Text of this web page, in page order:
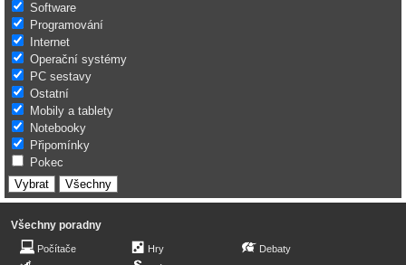
Software
Programování
Internet
Operační systémy
PC sestavy
Ostatní
Mobily a tablety
Notebooky
Připomínky
Pokec
Všechny poradny
Počítače
Hry
Debaty